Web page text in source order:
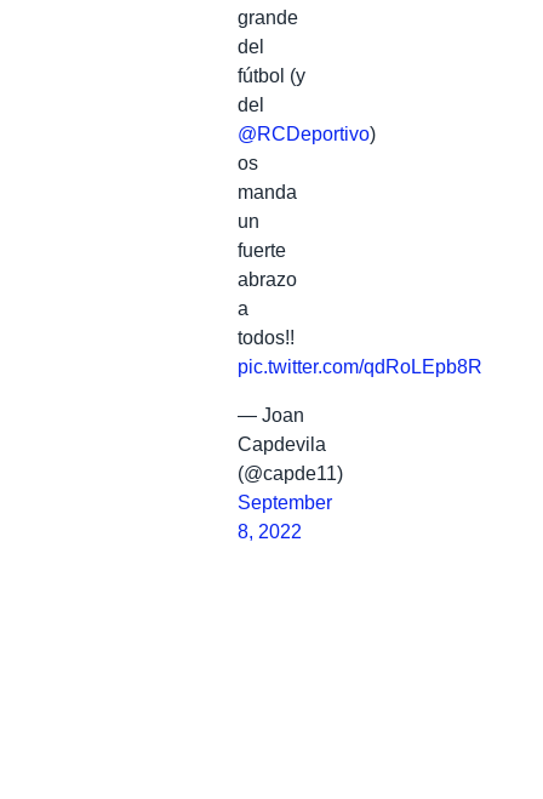
grande
del
fútbol (y
del
@RCDeportivo)
os
manda
un
fuerte
abrazo
a
todos!!
pic.twitter.com/qdRoLEpb8R
— Joan
Capdevila
(@capde11)
September
8, 2022